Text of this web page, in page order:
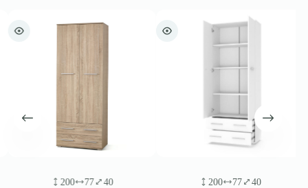
200 77 40 200 77 40